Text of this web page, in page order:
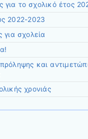
για το σχολικό έτος
2022-2023
για σχολεία
και
χρονιάς